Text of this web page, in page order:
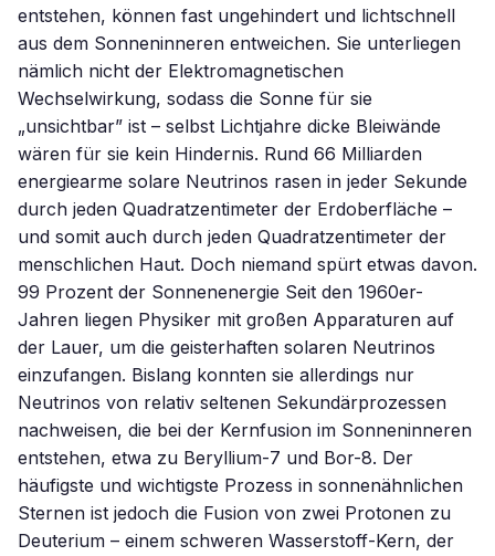
entstehen, können fast ungehindert und lichtschnell
aus dem Sonneninneren entweichen. Sie unterliegen
nämlich nicht der Elektromagnetischen
Wechselwirkung, sodass die Sonne für sie
„unsichtbar” ist – selbst Lichtjahre dicke Bleiwände
wären für sie kein Hindernis. Rund 66 Milliarden
energiearme solare Neutrinos rasen in jeder Sekunde
durch jeden Quadratzentimeter der Erdoberfläche –
und somit auch durch jeden Quadratzentimeter der
menschlichen Haut. Doch niemand spürt etwas davon.
99 Prozent der Sonnenenergie Seit den 1960er-
Jahren liegen Physiker mit großen Apparaturen auf
der Lauer, um die geisterhaften solaren Neutrinos
einzufangen. Bislang konnten sie allerdings nur
Neutrinos von relativ seltenen Sekundärprozessen
nachweisen, die bei der Kernfusion im Sonneninneren
entstehen, etwa zu Beryllium-7 und Bor-8. Der
häufigste und wichtigste Prozess in sonnenähnlichen
Sternen ist jedoch die Fusion von zwei Protonen zu
Deuterium – einem schweren Wasserstoff-Kern, der